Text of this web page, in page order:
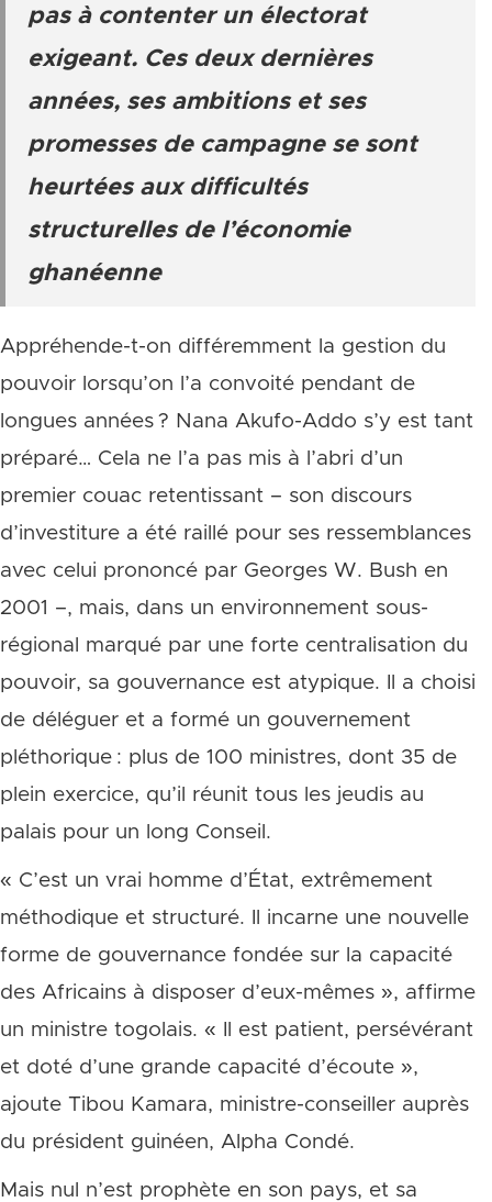
pas à contenter un électorat
exigeant. Ces deux dernières
années, ses ambitions et ses
promesses de campagne se sont
heurtées aux difficultés
structurelles de l’économie
ghanéenne
Appréhende-t-on différemment la gestion du
pouvoir lorsqu’on l’a convoité pendant de
longues années ? Nana Akufo-Addo s’y est tant
préparé… Cela ne l’a pas mis à l’abri d’un
premier couac retentissant – son discours
d’investiture a été raillé pour ses ressemblances
avec celui prononcé par Georges W. Bush en
2001 –, mais, dans un environnement sous-
régional marqué par une forte centralisation du
pouvoir, sa gouvernance est atypique. Il a choisi
de déléguer et a formé un gouvernement
pléthorique : plus de 100 ministres, dont 35 de
plein exercice, qu’il réunit tous les jeudis au
palais pour un long Conseil.
« C’est un vrai homme d’État, extrêmement
méthodique et structuré. Il incarne une nouvelle
forme de gouvernance fondée sur la capacité
des Africains à disposer d’eux-mêmes », affirme
un ministre togolais. « Il est patient, persévérant
et doté d’une grande capacité d’écoute »,
ajoute Tibou Kamara, ministre-conseiller auprès
du président guinéen, Alpha Condé.
Mais nul n’est prophète en son pays, et sa